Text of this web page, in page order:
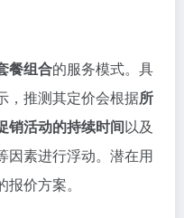
餐组合的服务模式。具
，推测其定价会根据所
销活动的持续时间以及
因素进行浮动。潜在用
价方案。